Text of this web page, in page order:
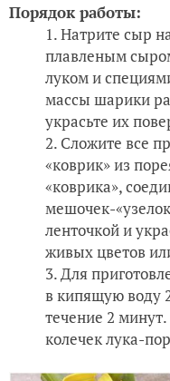
Порядок работы:
Натрите сыр
плавленым
луком и
массы шарики
украсьте их
Сложите все
«коврик» из
«коврика»,
мешочек-
ленточкой и
живых цветов
Для
в кипящую воду
течение 2
колечек лука-